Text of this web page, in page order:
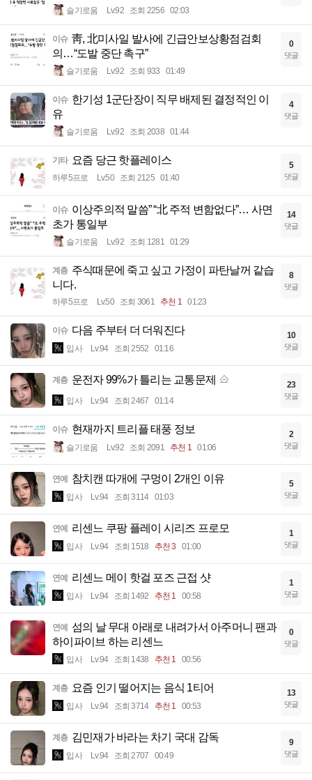
슬기로움 Lv.92 조회 2256 02:03
이슈 靑, 北미사일 발사에 긴급안보상황점검회
의…“도발 중단 촉구”
슬기로움 Lv.92 조회 933 01:49
0
댓글
이슈 한기성 1군단장이 직무 배제된 결정적인 이
유
슬기로움 Lv.92 조회 2038 01:44
4
댓글
기타 요즘 당근 핫플레이스
하루5프로 Lv.50 조회 2125 01:40
5
댓글
이슈 이상주의적 말씀” “北 주적 변함없다”… 사면
초가 통일부
슬기로움 Lv.92 조회 1281 01:29
14
댓글
계층 주식때문에 죽고 싶고 가정이 파탄날꺼 같습
니다.
하루5프로 Lv.50 조회 3061 추천 1 01:23
8
댓글
이슈 다음 주부터 더 더워진다
입사 Lv.94 조회 2552 01:16
10
댓글
계층 운전자 99%가 틀리는 교통문제
입사 Lv.94 조회 2467 01:14
23
댓글
이슈 현재까지 트리플 태풍 정보
슬기로움 Lv.92 조회 2091 추천 1 01:06
2
댓글
연예 참치캔 따개에 구멍이 2개인 이유
입사 Lv.94 조회 3114 01:03
5
댓글
연예 리센느 쿠팡 플레이 시리즈 프로모
입사 Lv.94 조회 1518 추천 3 01:00
1
댓글
연예 리센느 메이 핫걸 포즈 근접 샷
입사 Lv.94 조회 1492 추천 1 00:58
1
댓글
연예
섬의 날 무대 아래로 내려가서 아주머니 팬과
하이파이브 하는 리센느
입사 Lv.94 조회 1438 추천 1 00:56
0
댓글
계층 요즘 인기 떨어지는 음식 1티어
입사 Lv.94 조회 3714 추천 1 00:53
13
댓글
계층 김민재가 바라는 차기 국대 감독
입사 Lv.94 조회 2707 00:49
9
댓글